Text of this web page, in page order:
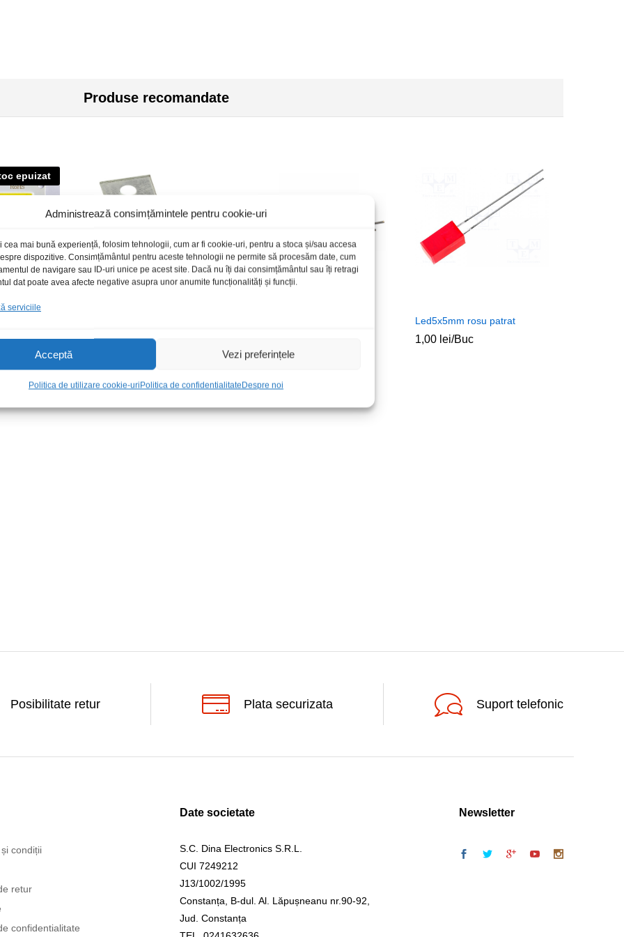
Administrează consimțămintele pentru cookie-uri
cea mai bună experiență, folosim tehnologii, cum ar fi cookie-uri, pentru a stoca și/sau accesa
dispozitive. Consimțământul pentru aceste tehnologii ne permite să procesăm date, cum
de navigare sau ID-uri unice pe acest site. Dacă nu îți dai consimțământul sau îți retragi
dat poate avea afecte negative asupra unor anumite funcționalități și funcții.
serviciile
Acceptă Vezi preferințele
Politica de utilizare cookie-uriPolitica de confidentialitateDespre noi
Produse recomandate
epuizat
12,00lei/Buc
Led5x5mm rosu patrat
1,00 lei/Buc
Posibilitate retur Plata securizata Suport telefonic
condiții
retur
confidentialitate
Date societate
S.C. Dina Electronics S.R.L.
CUI 7249212
J13/1002/1995
Constanța, B-dul. Al. Lăpușneanu nr.90-92,
Jud. Constanța
Newsletter